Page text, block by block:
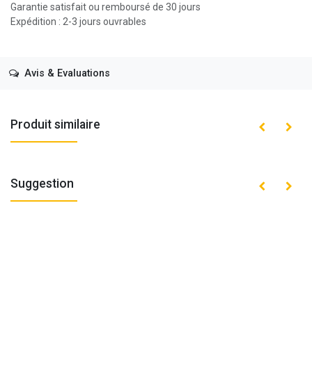
Garantie satisfait ou remboursé de 30 jours
Expédition : 2-3 jours ouvrables
Avis & Evaluations
Produit similaire
Suggestion